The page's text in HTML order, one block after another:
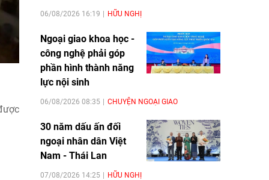
06/08/2026 16:19 HỮU NGHỊ
Ngoại giao khoa học -
công nghệ phải góp
phần hình thành năng
lực nội sinh
06/08/2026 08:35 CHUYỆN NGOẠI GIAO
30 năm dấu ấn đối
ngoại nhân dân Việt
Nam - Thái Lan
07/08/2026 14:25 HỮU NGHỊ